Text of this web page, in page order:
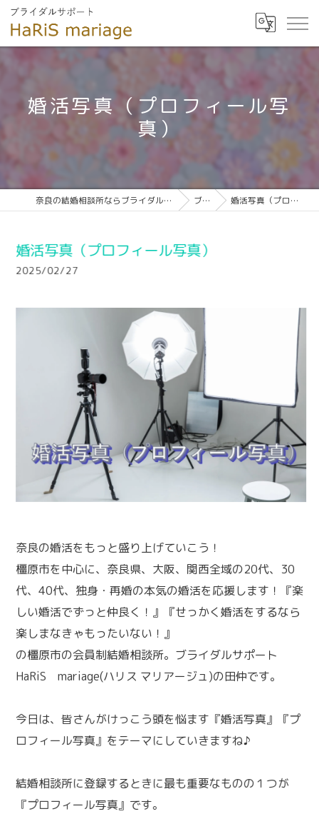
婚活写真（プロフィール写
真）
奈良の結婚相談所ならブライダルサポート HaRiS mariage ブログ 婚活写真（プロフィール写真）
婚活写真（プロフィール写真）
2025/02/27
奈良の婚活をもっと盛り上げていこう！
橿原市を中心に、奈良県、大阪、関西全域の20代、30
代、40代、独身・再婚の本気の婚活を応援します！『楽
しい婚活でずっと仲良く！』『せっかく婚活をするなら
楽しまなきゃもったいない！』
の橿原市の会員制結婚相談所。ブライダルサポート
HaRiS mariage(ハリス マリアージュ)の田仲です。
今日は、皆さんがけっこう頭を悩ます『婚活写真』『プ
ロフィール写真』をテーマにしていきますね♪
結婚相談所に登録するときに最も重要なものの１つが
『プロフィール写真』です。